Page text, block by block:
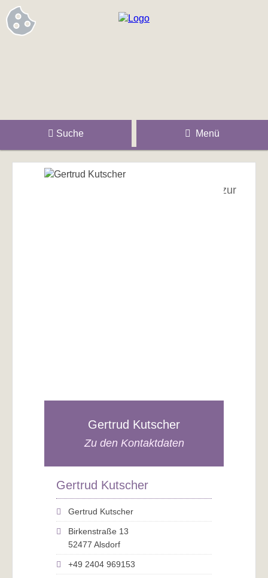
Suche Menü
Gertrud Kutscher
Zu den Kontaktdaten
Gertrud Kutscher
Gertrud Kutscher
Birkenstraße 13
52477 Alsdorf
+49 2404 969153
zur